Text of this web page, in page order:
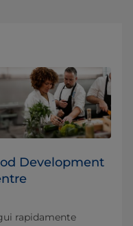
Development
rapidamente